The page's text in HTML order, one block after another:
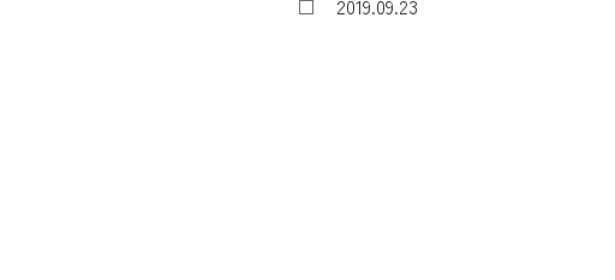
2019.09.23